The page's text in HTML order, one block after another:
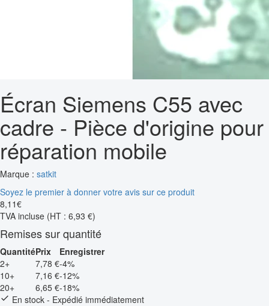
Écran Siemens C55 avec
cadre - Pièce d'origine pour
réparation mobile
Marque : satkit
Soyez le premier à donner votre avis sur ce produit
8,11€
TVA incluse (HT : 6,93 €)
Remises sur quantité
QuantitéPrix
Enregistrer
2+
7,78 €-4%
10+
7,16 €-12%
20+
6,65 €-18%
En stock - Expédié immédiatement